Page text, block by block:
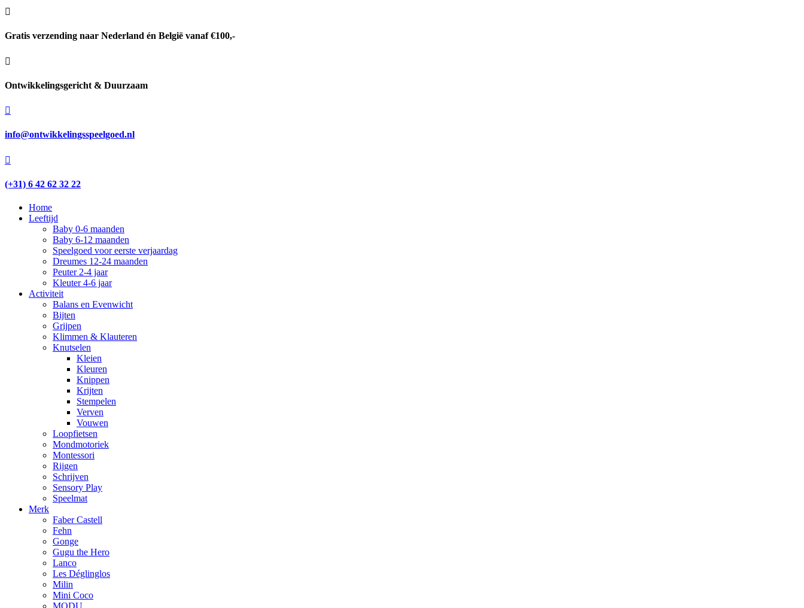

Gratis verzending naar Nederland én België vanaf €100,-

Ontwikkelingsgericht & Duurzaam

info@ontwikkelingsspeelgoed.nl

(+31) 6 42 62 32 22
Home
Leeftijd
Baby 0-6 maanden
Baby 6-12 maanden
Speelgoed voor eerste verjaardag
Dreumes 12-24 maanden
Peuter 2-4 jaar
Kleuter 4-6 jaar
Activiteit
Balans en Evenwicht
Bijten
Grijpen
Klimmen & Klauteren
Knutselen
Kleien
Kleuren
Knippen
Krijten
Stempelen
Verven
Vouwen
Loopfietsen
Mondmotoriek
Montessori
Rijgen
Schrijven
Sensory Play
Speelmat
Merk
Faber Castell
Fehn
Gonge
Gugu the Hero
Lanco
Les Déglinglos
Milin
Mini Coco